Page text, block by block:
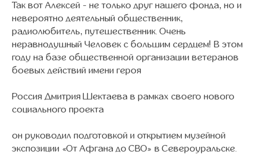
Так вот Алексей - не только друг нашего фонда, но и
невероятно деятельный общественник,
радиолюбитель, путешественник. Очень
неравнодушный Человек с большим сердцем! В этом
году на базе общественной организации ветеранов
боевых действий имени героя
Россия Дмитрия Шектаева в рамках своего нового
социального проекта
он руководил подготовкой и открытием музейной
экспозиции «От Афгана до СВО» в Североуральске.